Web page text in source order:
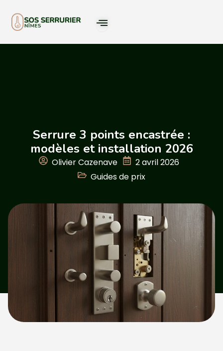
Serrure 3 points encastrée :
modèles et installation 2026
Olivier Cazenave
2 avril 2026
Guides de prix